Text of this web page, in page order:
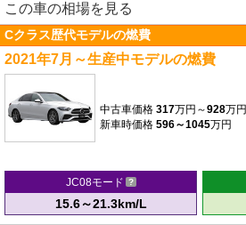
この車の相場を見る
Cクラス歴代モデルの燃費
2021年7月～生産中モデルの燃費
中古車価格 317万円～928万円
新車時価格 596～1045万円
JC08モード
15.6～21.3km/L